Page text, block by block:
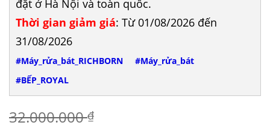
đặt ở Hà Nội và toàn quốc.
Thời gian giảm giá: Từ 01/08/2026 đến
31/08/2026
#Máy_rửa_bát_RICHBORN
#Máy_rửa_bát
#BẾP_ROYAL
32.000.000₫